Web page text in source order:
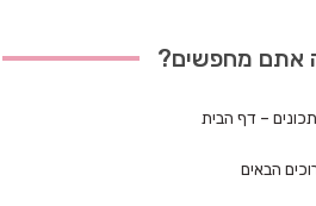
אתם מחפשים?
– דף הבית
הבאים